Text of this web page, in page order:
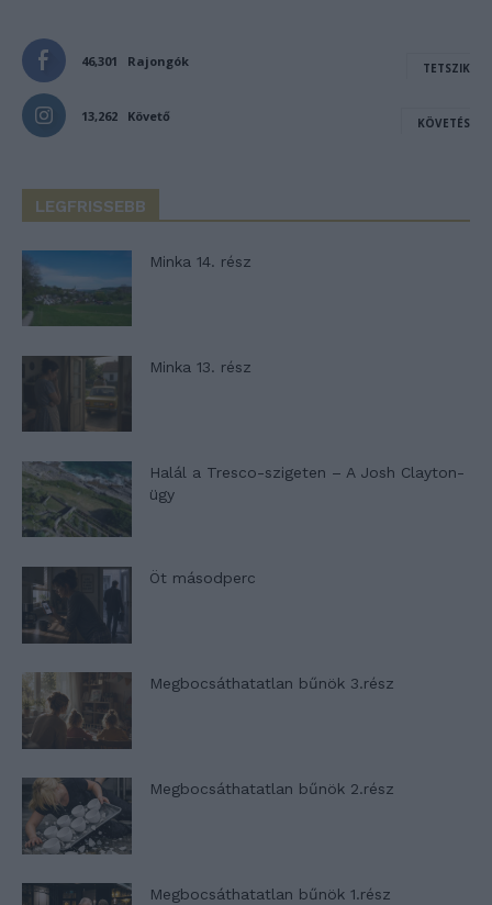
46,301 Rajongók TETSZIK
13,262 Követő KÖVETÉS
LEGFRISSEBB
Minka 14. rész
Minka 13. rész
Halál a Tresco-szigeten – A Josh Clayton-
ügy
Öt másodperc
Megbocsáthatatlan bűnök 3.rész
Megbocsáthatatlan bűnök 2.rész
Megbocsáthatatlan bűnök 1.rész